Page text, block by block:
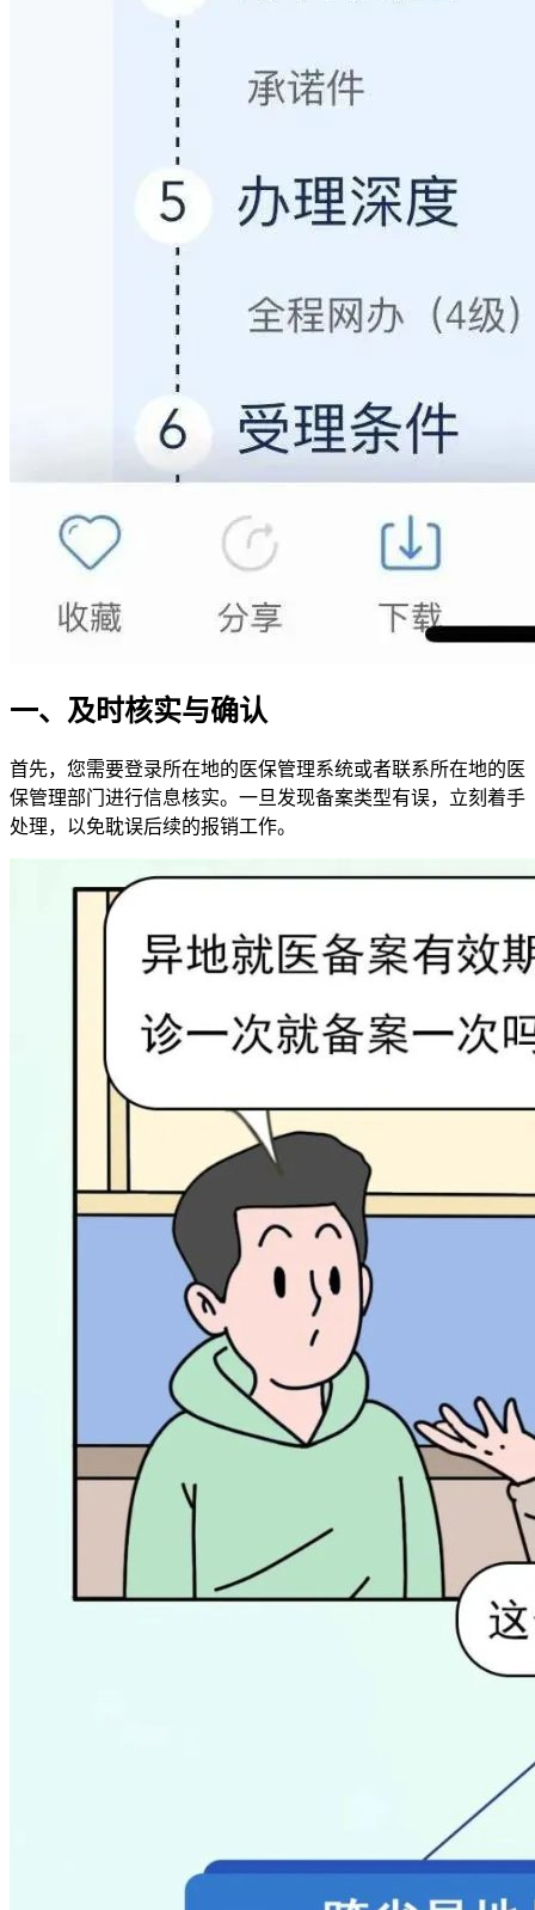
一、及时核实与确认
首先，您需要登录所在地的医保管理系统或者联系所在地的医
保管理部门进行信息核实。一旦发现备案类型有误，立刻着手
处理，以免耽误后续的报销工作。